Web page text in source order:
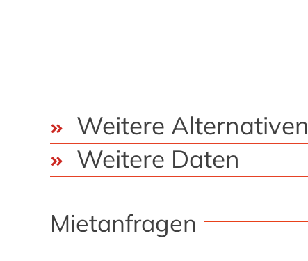
Weitere Alternativen
Weitere Daten
Mietanfragen